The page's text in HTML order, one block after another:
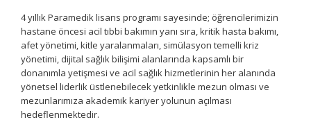
4 yıllık Paramedik lisans programı sayesinde; öğrencilerimizin
hastane öncesi acil tıbbi bakımın yanı sıra, kritik hasta bakımı,
afet yönetimi, kitle yaralanmaları, simülasyon temelli kriz
yönetimi, dijital sağlık bilişimi alanlarında kapsamlı bir
donanımla yetişmesi ve acil sağlık hizmetlerinin her alanında
yönetsel liderlik üstlenebilecek yetkinlikle mezun olması ve
mezunlarımıza akademik kariyer yolunun açılması
hedeflenmektedir.